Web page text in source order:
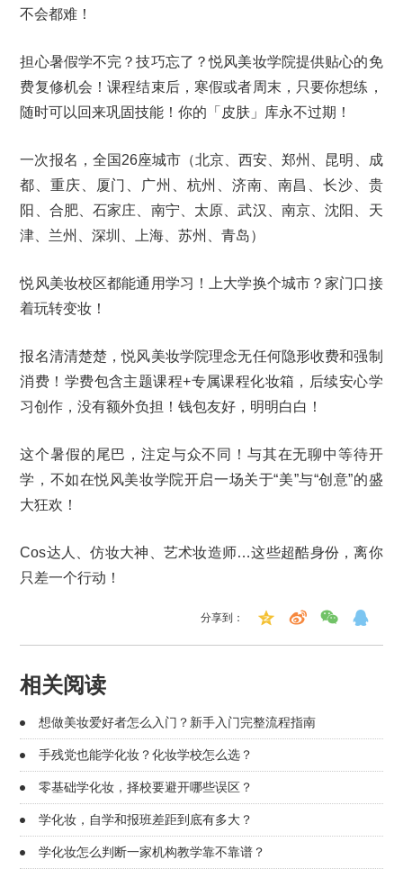
不会都难！
担心暑假学不完？技巧忘了？悦风美妆学院提供贴心的免
费复修机会！课程结束后，寒假或者周末，只要你想练，
随时可以回来巩固技能！你的「皮肤」库永不过期！
一次报名，全国26座城市（北京、西安、郑州、昆明、成
都、重庆、厦门、广州、杭州、济南、南昌、长沙、贵
阳、合肥、石家庄、南宁、太原、武汉、南京、沈阳、天
津、兰州、深圳、上海、苏州、青岛）
悦风美妆校区都能通用学习！上大学换个城市？家门口接
着玩转变妆！
报名清清楚楚，悦风美妆学院理念无任何隐形收费和强制
消费！学费包含主题课程+专属课程化妆箱，后续安心学
习创作，没有额外负担！钱包友好，明明白白！
这个暑假的尾巴，注定与众不同！与其在无聊中等待开
学，不如在悦风美妆学院开启一场关于“美”与“创意”的盛
大狂欢！
Cos达人、仿妆大神、艺术妆造师…这些超酷身份，离你
只差一个行动！
分享到：
相关阅读
想做美妆爱好者怎么入门？新手入门完整流程指南
手残党也能学化妆？化妆学校怎么选？
零基础学化妆，择校要避开哪些误区？
学化妆，自学和报班差距到底有多大？
学化妆怎么判断一家机构教学靠不靠谱？